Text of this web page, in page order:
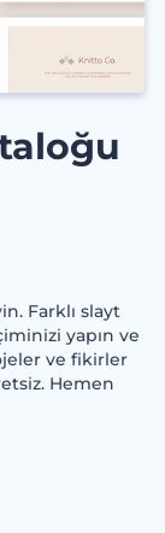
Farklı slayt
yapın ve
ve fikirler
Hemen